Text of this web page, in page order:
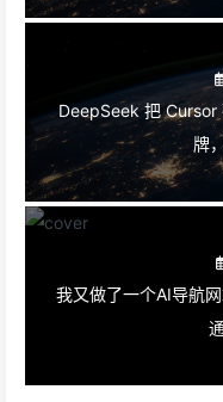
DeepSeek 把
牌
我又做了一个AI导航